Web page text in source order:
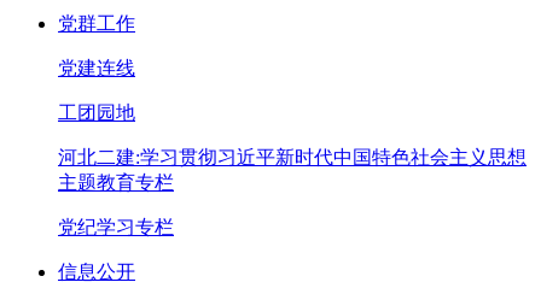
党群工作
党建连线
工团园地
河北二建:学习贯彻习近平新时代中国特色社会主义思想
主题教育专栏
党纪学习专栏
信息公开